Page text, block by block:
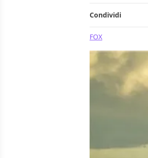
Condividi
FOX